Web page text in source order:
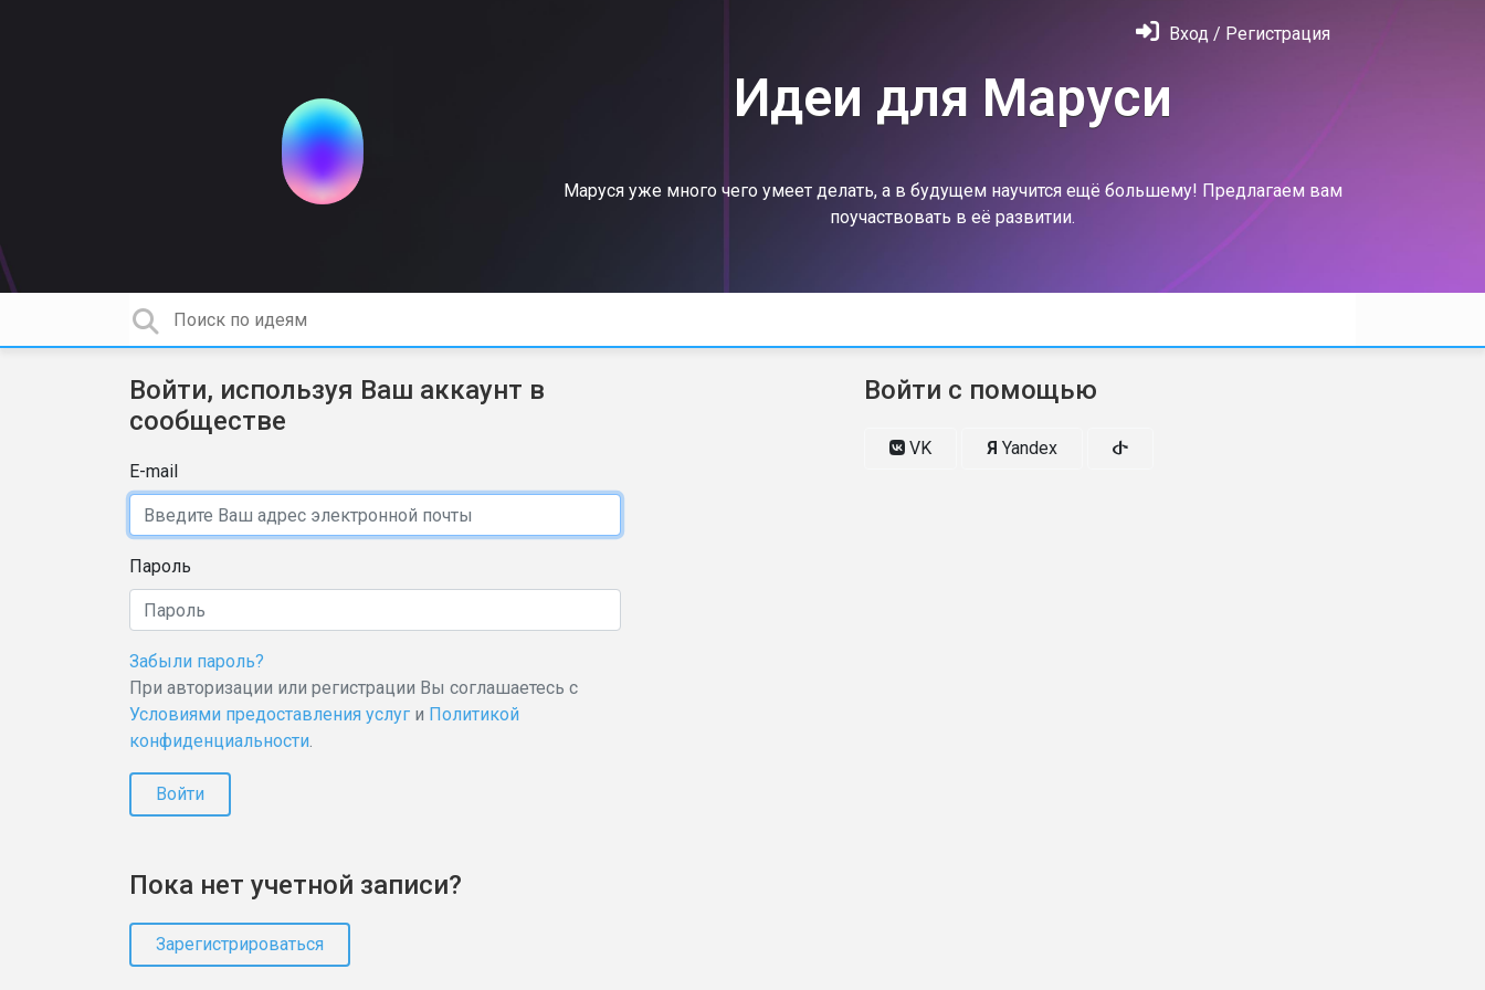
Вход / Регистрация
Идеи для Маруси
Маруся уже много чего умеет делать, а в будущем научится ещё большему! Предлагаем вам
поучаствовать в её развитии.
Войти, используя Ваш аккаунт в
сообществе
E-mail
Пароль
Забыли пароль?
При авторизации или регистрации Вы соглашаетесь с
Условиями предоставления услуг и Политикой
конфиденциальности.
Войти
Пока нет учетной записи?
Зарегистрироваться
Войти с помощью
VK Я Yandex